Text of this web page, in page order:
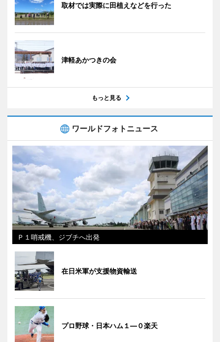
取材では実際に田植えなどを行った
津軽あかつきの会
もっと見る
ワールドフォトニュース
Ｐ１哨戒機、ジブチへ出発
在日米軍が支援物資輸送
プロ野球・日本ハム１―０楽天